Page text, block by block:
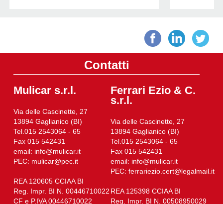
Contatti
Mulicar s.r.l.
Via delle Cascinette, 27
13894 Gaglianico (BI)
Tel.015 2543064 - 65
Fax 015 542431
email: info@mulicar.it
PEC: mulicar@pec.it
REA 120605 CCIAA BI
Reg. Impr. BI N. 00446710022
CF e P.IVA 00446710022
Ferrari Ezio & C.
s.r.l.
Via delle Cascinette, 27
13894 Gaglianico (BI)
Tel.015 2543064 - 65
Fax 015 542431
email: info@mulicar.it
PEC: ferrariezio.cert@legalmail.it
REA 125398 CCIAA BI
Reg. Impr. BI N. 00508950029